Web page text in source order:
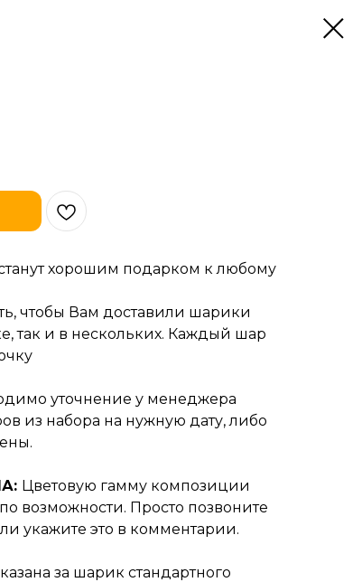
хорошим подарком к любому
чтобы Вам доставили шарики
так и в нескольких. Каждый шар
уточнение у менеджера
из набора на нужную дату, либо
Цветовую гамму композиции
возможности. Просто позвоните
укажите это в комментарии.
за шарик стандартного